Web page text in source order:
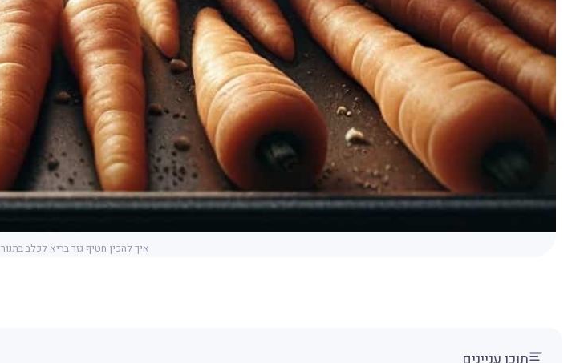
איך להכין חטיף גזר בריא לכלב בתנור